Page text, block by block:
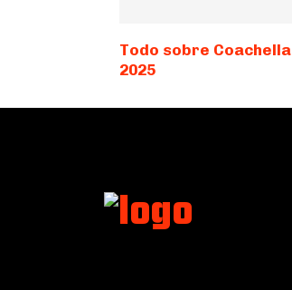
Todo sobre Coachella
2025